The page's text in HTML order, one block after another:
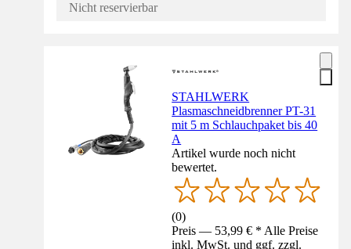
Nicht reservierbar
STAHLWERK
Plasmaschneidbrenner PT-31
mit 5 m Schlauchpaket bis 40
A
Artikel wurde noch nicht
bewertet.
(0)
Preis — 53,99 € * Alle Preise
inkl. MwSt. und ggf. zzgl.